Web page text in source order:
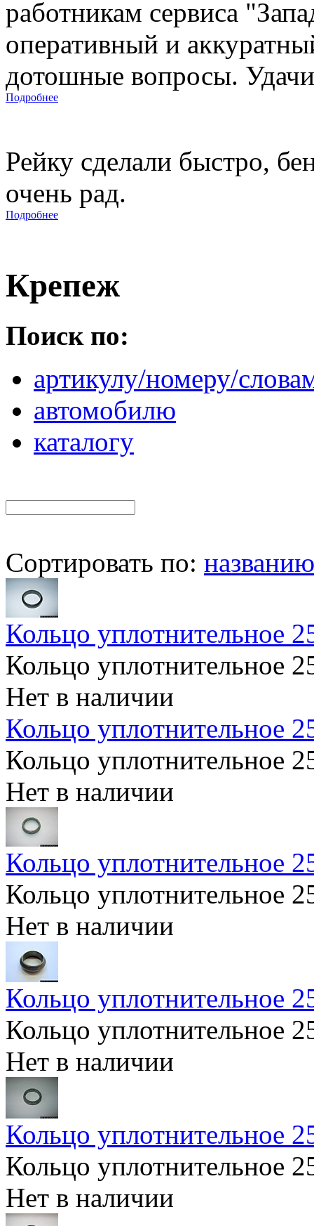
работникам сервиса
оперативный и
дотошные вопросы. Удачи
Подробнее
Рейку сделали быстро,
очень рад.
Подробнее
Крепеж
Поиск по:
артикулу/номеру/
автомобилю
каталогу
Сортировать по: названию
Кольцо уплотнительное
Кольцо уплотнительное
Нет в наличии
Кольцо уплотнительное
Кольцо уплотнительное
Нет в наличии
Кольцо уплотнительное
Кольцо уплотнительное
Нет в наличии
Кольцо уплотнительное
Кольцо уплотнительное
Нет в наличии
Кольцо уплотнительное
Кольцо уплотнительное
Нет в наличии